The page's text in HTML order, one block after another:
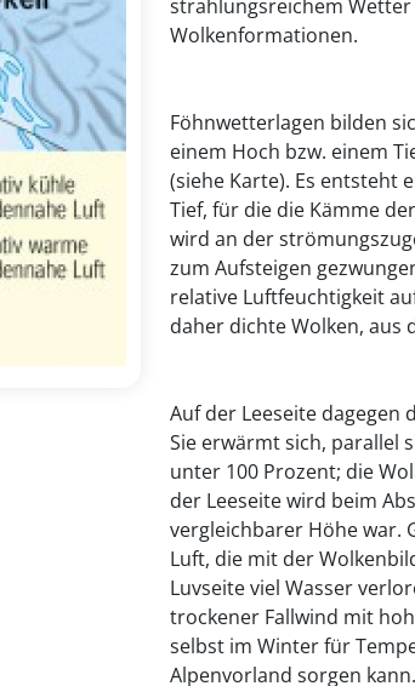
strahlungsreichem
Wolkenformationen.
Föhnwetterlagen bilden
einem Hoch bzw. einem
(siehe Karte). Es entsteht
Tief, für die die Kämme
wird an der
zum Aufsteigen
relative Luftfeuchtigkeit
daher dichte Wolken, aus
Auf der Leeseite dagegen
Sie erwärmt sich, parallel
unter 100 Prozent; die
der Leeseite wird beim
vergleichbarer Höhe war.
Luft, die mit der
Luvseite viel Wasser
trockener Fallwind mit
selbst im Winter für
Alpenvorland sorgen kann.